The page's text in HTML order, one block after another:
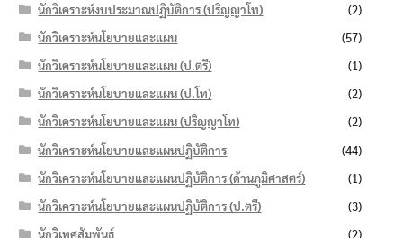
นักวิเคราะห์งบประมาณปฏิบัติการ (ปริญญาโท)
(2)
นักวิเคราะห์นโยบายและแผน
(57)
นักวิเคราะห์นโยบายและแผน (ป.ตรี)
(1)
นักวิเคราะห์นโยบายและแผน (ป.โท)
(2)
นักวิเคราะห์นโยบายและแผน (ปริญญาโท)
(2)
นักวิเคราะห์นโยบายและแผนปฏิบัติการ
(44)
นักวิเคราะห์นโยบายและแผนปฏิบัติการ (ด้านภูมิศาสตร์)
(1)
นักวิเคราะห์นโยบายและแผนปฏิบัติการ (ป.ตรี)
(3)
นักวิเทศสัมพันธ์
(2)